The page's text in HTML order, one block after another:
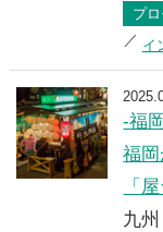
プ
イ
-福
福
「
九